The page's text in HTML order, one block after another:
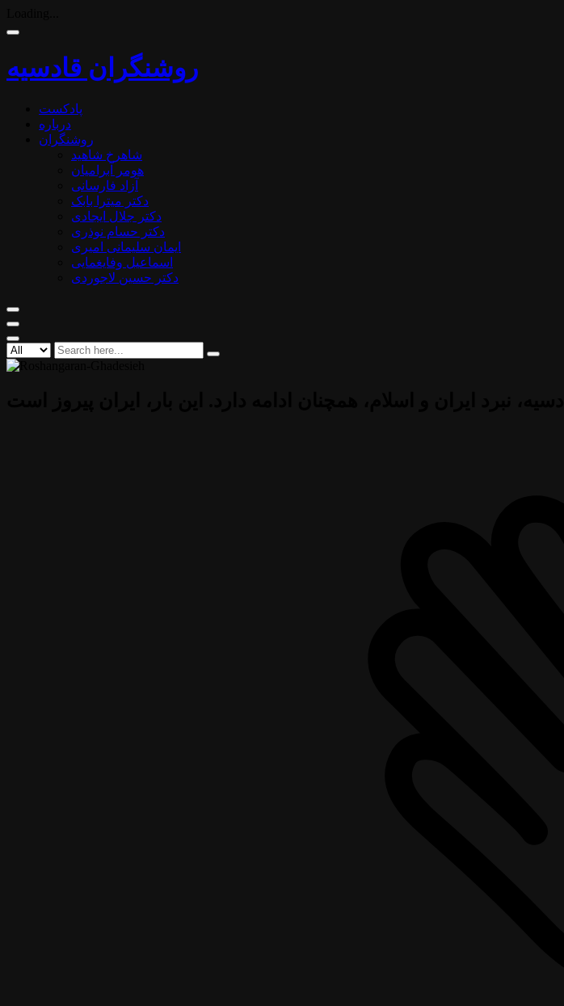
روشنگران قادسیه
پادکست
درباره
روشنگران
شاهرخ شاهید
هومر آبرامیان
آزاد فارسانی
دکتر میترا بابک
دکتر جلال ایجادی
دکتر حسام نوذری
ایمان سلیمانی امیری
اسماعیل وفایغمایی
دکتر حسین لاجوردی